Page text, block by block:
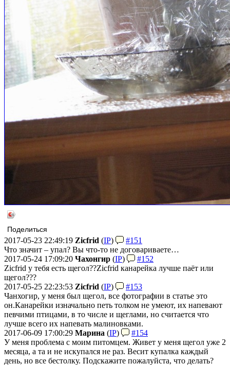
Поделиться
2017-05-23 22:49:19 Zicfrid (IP)
#151
Что значит – упал? Вы что-то не договариваете…
2017-05-24 17:09:20 Чахонгир (IP)
#152
Zicfrid у тебя есть щегол??Zicfrid канарейка лучше паёт или
щегол???
2017-05-25 22:23:53 Zicfrid (IP)
#153
Чанхогир, у меня был щегол, все фотографии в статье это
он.Канарейки изначально петь толком не умеют, их напевают
певчими птицами, в то числе и щеглами, но считается что
лучше всего их напевать малиновками.
2017-06-09 17:00:29 Марина (IP)
#154
У меня проблема с моим питомцем. Живет у меня щегол уже 2
месяца, а та и не искупался не раз. Весит купалка каждый
день, но все бестолку. Подскажите пожалуйста, что делать?